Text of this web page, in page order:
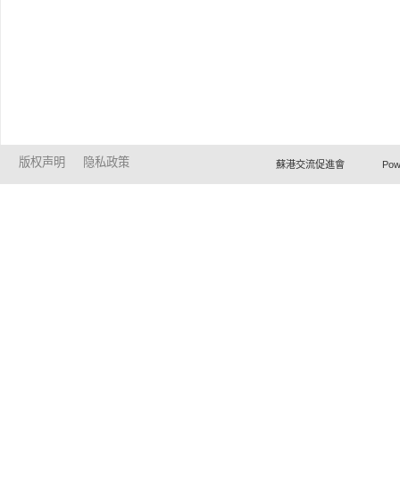
版权声明 隐私政策 蘇港交流促進會